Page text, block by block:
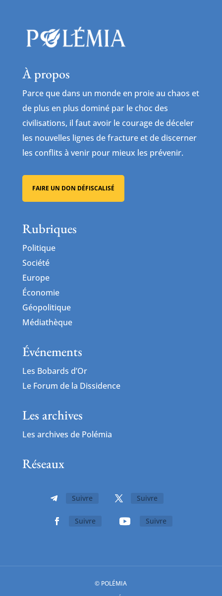
À propos
Parce que dans un monde en proie au chaos et
de plus en plus dominé par le choc des
civilisations, il faut avoir le courage de déceler
les nouvelles lignes de fracture et de discerner
les conflits à venir pour mieux les prévenir.
FAIRE UN DON DÉFISCALISÉ
Rubriques
Politique
Société
Europe
Économie
Géopolitique
Médiathèque
Événements
Les Bobards d’Or
Le Forum de la Dissidence
Les archives
Les archives de Polémia
Réseaux
Suivre Suivre
Suivre Suivre
© POLÉMIA